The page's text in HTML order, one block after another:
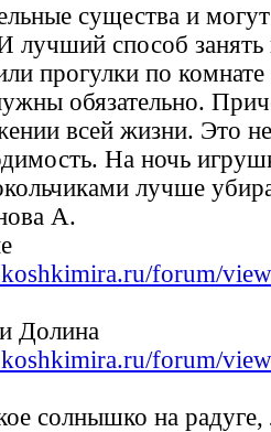
существа и могут
лучший способ
прогулки по
обязательно.
всей жизни. Это
На ночь
лучше
А.
forum/
Долина
forum/
солнышко на